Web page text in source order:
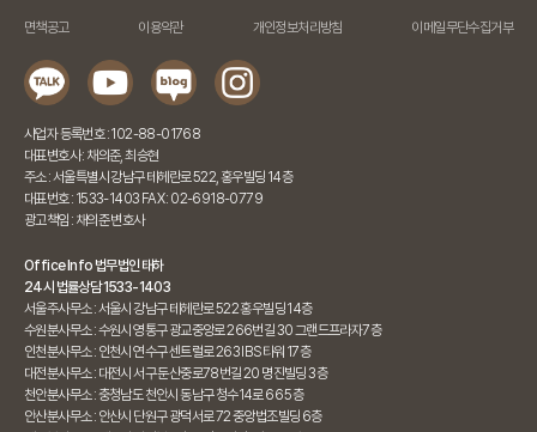
면책공고 이용약관 개인정보처리방침 이메일무단수집거부
사업자 등록번호 : 102-88-01768
대표변호사 : 채의준, 최승현
주소 : 서울특별시 강남구 테헤란로 522, 홍우빌딩 14층
대표번호 : 1533-1403 FAX : 02-6918-0779
광고책임 : 채의준 변호사
Office Info 법무법인 태하
24시 법률상담 1533-1403
서울주사무소 : 서울시 강남구 테헤란로 522 홍우빌딩 14층
수원분사무소 : 수원시 영통구 광교중앙로 266번길 30 그랜드프라자7층
인천분사무소 : 인천시 연수구 센트럴로 263 IBS타워 17층
대전분사무소 : 대전시 서구 둔산중로78번길 20 명진빌딩 3층
천안분사무소 : 충청남도 천안시 동남구 청수14로 66 5층
안산분사무소 : 안산시 단원구 광덕서로 72 중앙법조빌딩 6층